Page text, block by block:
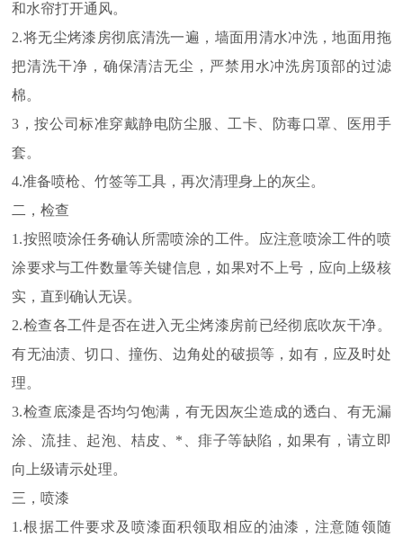
和水帘打开通风。
2.将无尘烤漆房彻底清洗一遍，墙面用清水冲洗，地面用拖
把清洗干净，确保清洁无尘，严禁用水冲洗房顶部的过滤
棉。
3，按公司标准穿戴静电防尘服、工卡、防毒口罩、医用手
套。
4.准备喷枪、竹签等工具，再次清理身上的灰尘。
二，检查
1.按照喷涂任务确认所需喷涂的工件。应注意喷涂工件的喷
涂要求与工件数量等关键信息，如果对不上号，应向上级核
实，直到确认无误。
2.检查各工件是否在进入无尘烤漆房前已经彻底吹灰干净。
有无油渍、切口、撞伤、边角处的破损等，如有，应及时处
理。
3.检查底漆是否均匀饱满，有无因灰尘造成的透白、有无漏
涂、流挂、起泡、桔皮、*、痱子等缺陷，如果有，请立即
向上级请示处理。
三，喷漆
1.根据工件要求及喷漆面积领取相应的油漆，注意随领随